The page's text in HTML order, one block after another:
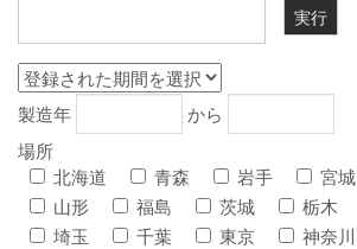
製造年
から
場所
北海道
青森 岩手 宮城
山形
福島 茨城 栃木
埼玉
千葉 東京 神奈川